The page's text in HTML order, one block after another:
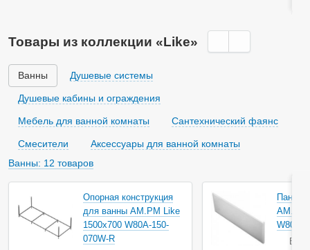
л
и
Товары из коллекции «Like»
Ванны Душевые системы
Душевые кабины и ограждения
Мебель для ванной комнаты Сантехнический фаянс
Смесители
Аксессуары для ванной комнаты
Ванны: 12 товаров
Опорная конструкция
для ванны AM.PM Like
1500х700 W80A-150-
070W-R
AM.PM
W80A-
В